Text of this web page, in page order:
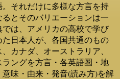
。それだけに多様な方言を持
とそのバリエーションは一
は、アメリカの高校で学び
日本人が、各国共通のもの
カナダ、オーストラリア、
ングを方言・各英語圏・地
味・由来・発音(読み方)を解